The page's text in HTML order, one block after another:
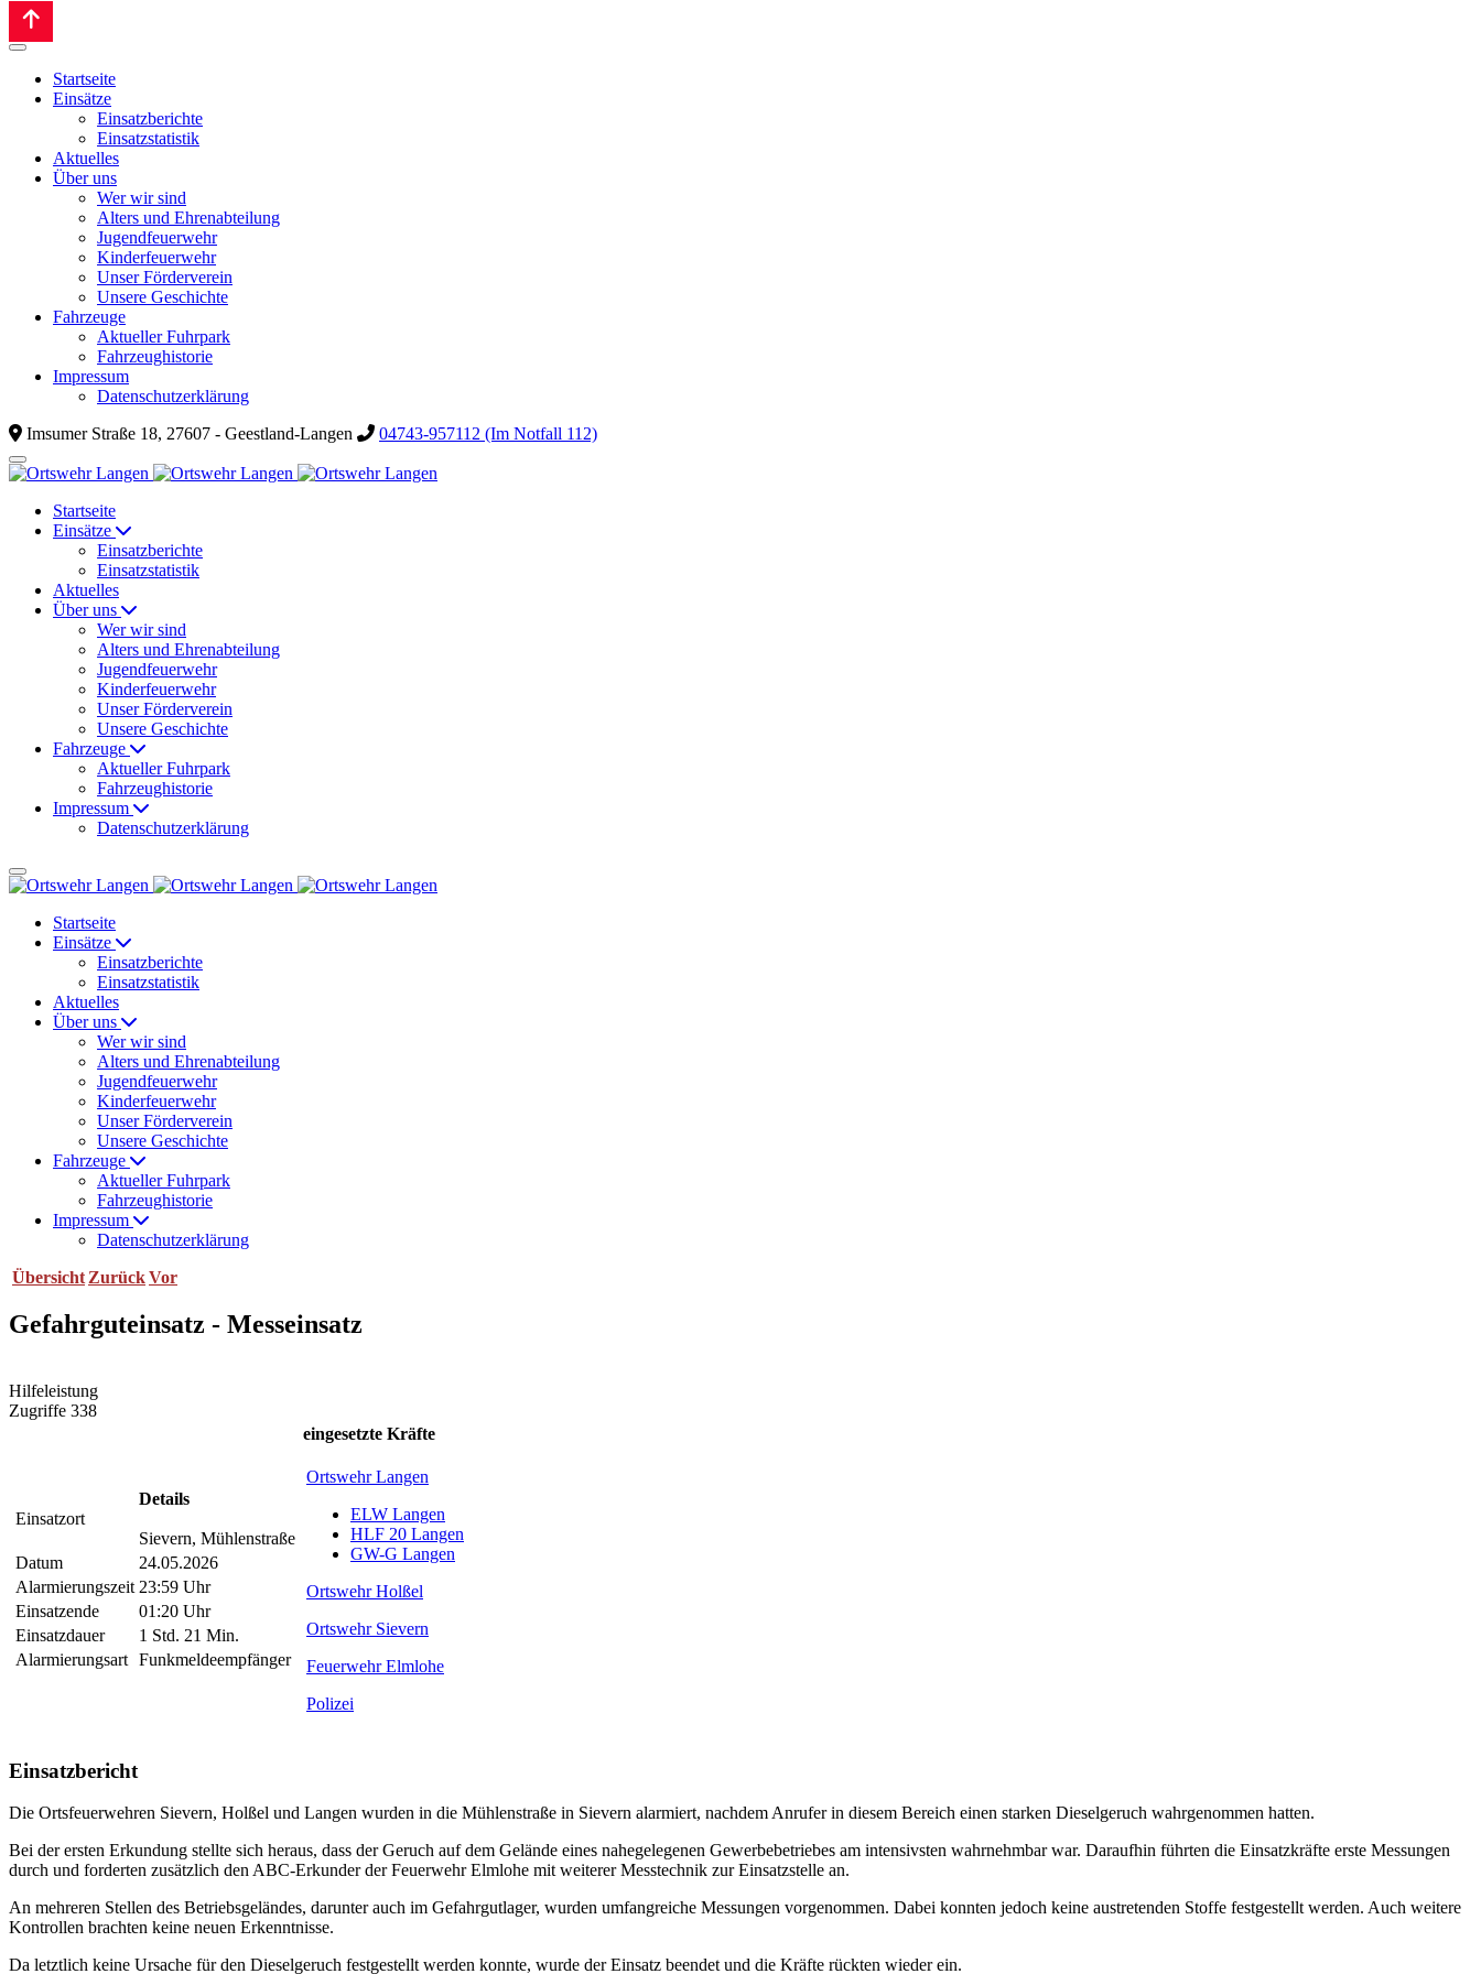
Startseite
Einsätze
Einsatzberichte
Einsatzstatistik
Aktuelles
Über uns
Wer wir sind
Alters und Ehrenabteilung
Jugendfeuerwehr
Kinderfeuerwehr
Unser Förderverein
Unsere Geschichte
Fahrzeuge
Aktueller Fuhrpark
Fahrzeughistorie
Impressum
Datenschutzerklärung
Imsumer Straße 18, 27607 - Geestland-Langen
04743-957112 (Im Notfall 112)
Startseite
Einsätze
Einsatzberichte
Einsatzstatistik
Aktuelles
Über uns
Wer wir sind
Alters und Ehrenabteilung
Jugendfeuerwehr
Kinderfeuerwehr
Unser Förderverein
Unsere Geschichte
Fahrzeuge
Aktueller Fuhrpark
Fahrzeughistorie
Impressum
Datenschutzerklärung
Startseite
Einsätze
Einsatzberichte
Einsatzstatistik
Aktuelles
Über uns
Wer wir sind
Alters und Ehrenabteilung
Jugendfeuerwehr
Kinderfeuerwehr
Unser Förderverein
Unsere Geschichte
Fahrzeuge
Aktueller Fuhrpark
Fahrzeughistorie
Impressum
Datenschutzerklärung
Übersicht ZurückVor
Gefahrguteinsatz - Messeinsatz
Hilfeleistung
Zugriffe 338
Einsatzort
Details
Sievern, Mühlenstraße
Datum
24.05.2026
Alarmierungszeit 23:59 Uhr
Einsatzende
01:20 Uhr
Einsatzdauer
1 Std. 21 Min.
Alarmierungsart Funkmeldeempfänger
eingesetzte Kräfte
Ortswehr Langen
ELW Langen
HLF 20 Langen
GW-G Langen
Ortswehr Holßel
Ortswehr Sievern
Feuerwehr Elmlohe
Polizei
Einsatzbericht
Die Ortsfeuerwehren Sievern, Holßel und Langen wurden in die Mühlenstraße in Sievern alarmiert, nachdem Anrufer in diesem Bereich einen starken Dieselgeruch wahrgenommen hatten.
Bei der ersten Erkundung stellte sich heraus, dass der Geruch auf dem Gelände eines nahegelegenen Gewerbebetriebes am intensivsten wahrnehmbar war. Daraufhin führten die Einsatzkräfte erste Messungen
durch und forderten zusätzlich den ABC-Erkunder der Feuerwehr Elmlohe mit weiterer Messtechnik zur Einsatzstelle an.
An mehreren Stellen des Betriebsgeländes, darunter auch im Gefahrgutlager, wurden umfangreiche Messungen vorgenommen. Dabei konnten jedoch keine austretenden Stoffe festgestellt werden. Auch weitere
Kontrollen brachten keine neuen Erkenntnisse.
Da letztlich keine Ursache für den Dieselgeruch festgestellt werden konnte, wurde der Einsatz beendet und die Kräfte rückten wieder ein.